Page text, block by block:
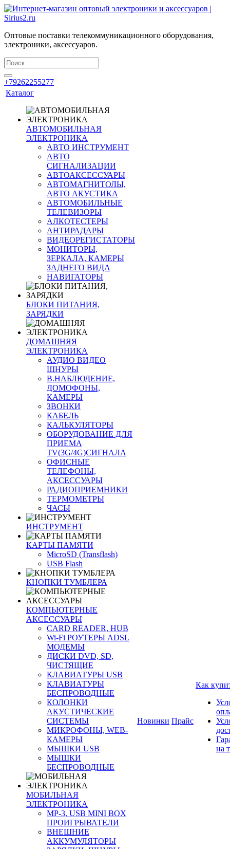
Оптовые поставки телекоммуникационного оборудования,
электроники, аксессуаров.
+79262255277
Каталог
АВТОМОБИЛЬНАЯ
ЭЛЕКТРОНИКА
АВТО ИНСТРУМЕНТ
АВТО
СИГНАЛИЗАЦИИ
АВТОАКСЕССУАРЫ
АВТОМАГНИТОЛЫ,
АВТО АКУСТИКА
АВТОМОБИЛЬНЫЕ
ТЕЛЕВИЗОРЫ
АЛКОТЕСТЕРЫ
АНТИРАДАРЫ
ВИДЕОРЕГИСТАТОРЫ
МОНИТОРЫ,
ЗЕРКАЛА, КАМЕРЫ
ЗАДНЕГО ВИДА
НАВИГАТОРЫ
БЛОКИ ПИТАНИЯ,
ЗАРЯДКИ
ДОМАШНЯЯ
ЭЛЕКТРОНИКА
АУДИО ВИДЕО
ШНУРЫ
В.НАБЛЮДЕНИЕ,
ДОМОФОНЫ,
КАМЕРЫ
ЗВОНКИ
КАБЕЛЬ
КАЛЬКУЛЯТОРЫ
ОБОРУДОВАНИЕ ДЛЯ
ПРИЕМА
TV(3G/4G)СИГНАЛА
ОФИСНЫЕ
ТЕЛЕФОНЫ,
АКСЕССУАРЫ
РАДИОПРИЕМНИКИ
ТЕРМОМЕТРЫ
ЧАСЫ
ИНСТРУМЕНТ
КАРТЫ ПАМЯТИ
MicroSD (Transflash)
USB Flash
КНОПКИ ТУМБЛЕРА
КОМПЬЮТЕРНЫЕ
АКСЕССУАРЫ
CARD READER, HUB
Wi-Fi РОУТЕРЫ ADSL
МОДЕМЫ
ДИСКИ DVD, SD,
ЧИСТЯЩИЕ
КЛАВИАТУРЫ USB
КЛАВИАТУРЫ
БЕСПРОВОДНЫЕ
КОЛОНКИ
АКУСТИЧЕСКИЕ
СИСТЕМЫ
МИКРОФОНЫ, WEB-
КАМЕРЫ
МЫШКИ USB
МЫШКИ
БЕСПРОВОДНЫЕ
МОБИЛЬНАЯ
ЭЛЕКТРОНИКА
MP-3, USB MINI BOX
ПРОИГРЫВАТЕЛИ
ВНЕШНИЕ
АККУМУЛЯТОРЫ
Новинки Прайс
Как
на